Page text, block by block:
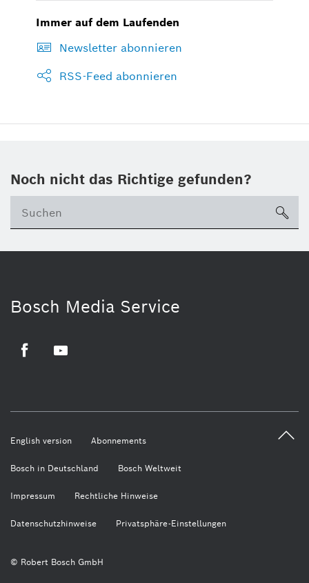
Immer auf dem Laufenden
Newsletter abonnieren
RSS-Feed abonnieren
Noch nicht das Richtige gefunden?
Bosch Media Service
© Robert Bosch GmbH
English version Abonnements
Bosch in Deutschland Bosch Weltweit
Impressum Rechtliche Hinweise
Datenschutzhinweise Privatsphäre-Einstellungen